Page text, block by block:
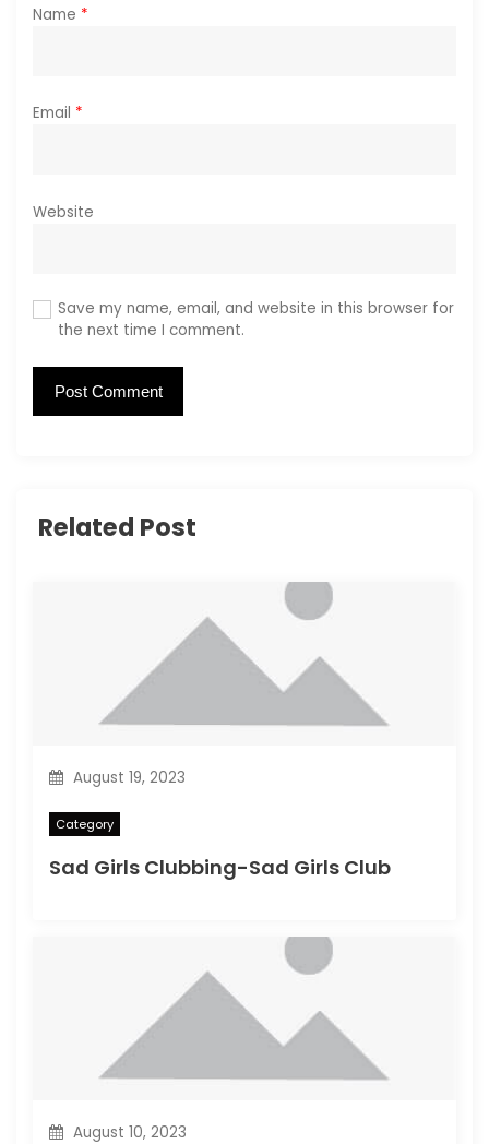
Name *
Email *
Website
Save my name, email, and website in this browser for
the next time I comment.
Related Post
August 19, 2023
Category
Sad Girls Clubbing-Sad Girls Club
August 10, 2023